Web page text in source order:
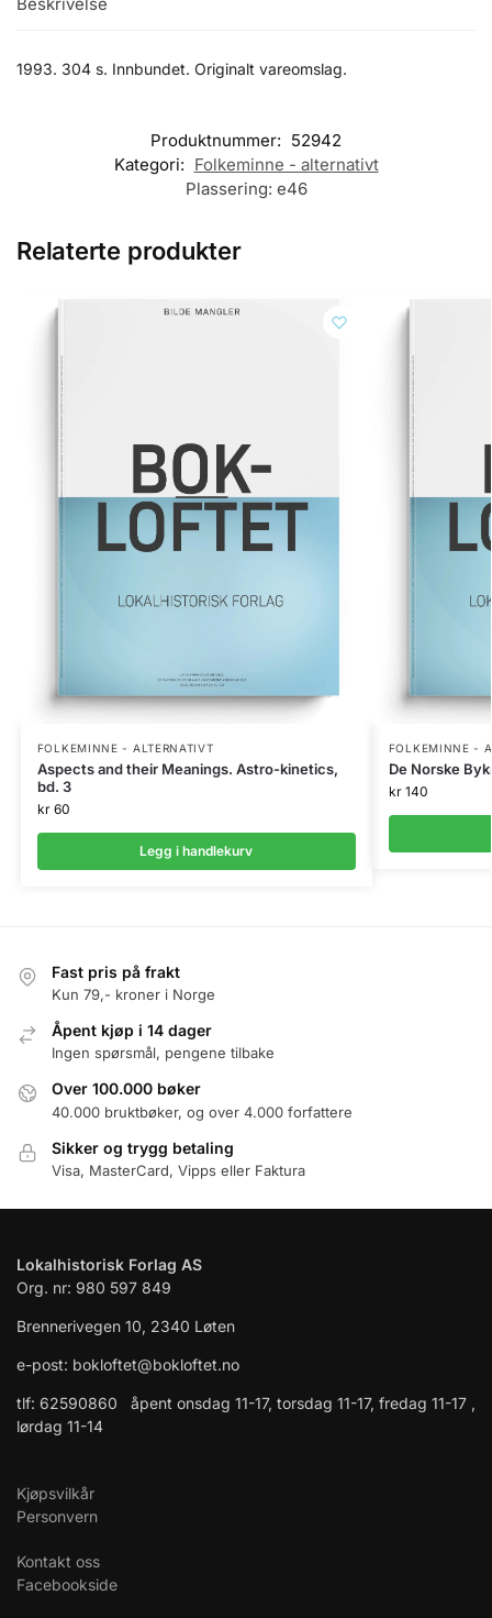
Beskrivelse
1993. 304 s. Innbundet. Originalt vareomslag.
Produktnummer: 52942
Kategori: Folkeminne - alternativt
Plassering: e46
Relaterte produkter
FOLKEMINNE - ALTERNATIVT
Aspects and their Meanings. Astro-kinetics,
bd. 3
kr60
Legg i handlekurv
FOLKEMINNE -
De Norske
kr140
Fast pris på frakt
Kun 79,- kroner i Norge
Åpent kjøp i 14 dager
Ingen spørsmål, pengene tilbake
Over 100.000 bøker
40.000 bruktbøker, og over 4.000 forfattere
Sikker og trygg betaling
Visa, MasterCard, Vipps eller Faktura
Lokalhistorisk Forlag AS
Org. nr: 980 597 849
Brennerivegen 10, 2340 Løten
e-post: bokloftet@bokloftet.no
tlf: 62590860 åpent onsdag 11-17, torsdag 11-17, fredag 11-17 ,
lørdag 11-14
Kjøpsvilkår
Personvern
Kontakt oss
Facebookside